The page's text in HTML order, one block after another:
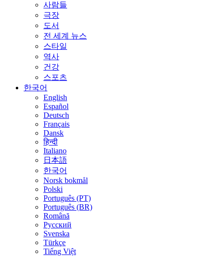
사람들
극장
도서
전 세계 뉴스
스타일
역사
건강
스포츠
한국어
English
Español
Deutsch
Français
Dansk
हिन्दी
Italiano
日本語
한국어
Norsk bokmål
Polski
Português (PT)
Português (BR)
Română
Русский
Svenska
Türkçe
Tiếng Việt